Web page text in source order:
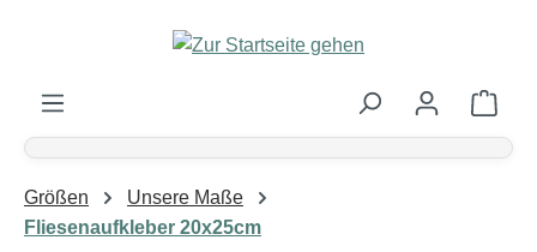
Zum Hauptinhalt springen
Größen
Unsere Maße
Fliesenaufkleber 20x25cm